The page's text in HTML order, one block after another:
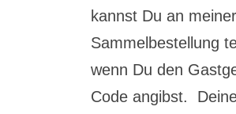
kannst Du an meiner
Sammelbestellung
wenn Du den
Code angibst.